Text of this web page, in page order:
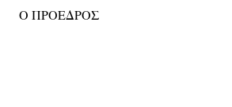
Ο ΠΡΟΕΔΡΟΣ